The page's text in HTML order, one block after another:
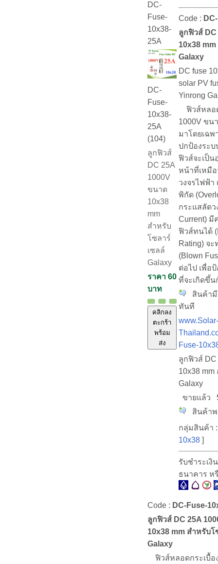
DC-
Fuse-
10x38-
25A
DC-
Fuse-
10x38-
25A
(104)
ลูกฟิวส์
DC 25A
1000V
ขนาด
10x38
mm
สำหรับ
โซลาร์
เซลล์
Galaxy
ราคา 60
บาท
คลิกลง
ตะกร้า
พร้อม
ส่ง
Code :
ลูกฟิวส์
10x38
Galaxy
DC fuse
solar PV
Yinrong
ฟิวส์หลอด
1000V ขน
มาโดยเฉพ
ปกป้องระบ
ฟิวส์จะเป็
หน้าที่เหมื
วงจรไฟฟ้า
พิกัด
กระแสลัดว
Current)
ฟิวส์ทนได้
Rating) จ
(Blown
ต่อไป เพื่อ
ที่จะเกิดขึ้น
สินค้ามี
ทันที
www.Solar-
Fuse-
ลูกฟิวส์ DC
10x38
Galaxy
ขายแล้ว
สินค้าพ
กลุ่มสินค้า
10x38 ]
รับชำระเงิ
ธนาคาร ห
Code : DC-Fuse-
ลูกฟิวส์ DC 25A
10x38 mm สำหรับโ
Galaxy
ฟิวส์หลอดกระเบื้อ